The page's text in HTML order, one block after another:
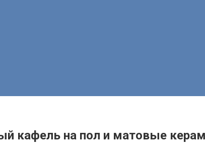
кафель на пол и матовые